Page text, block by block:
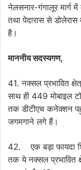
नेलसनार-गंगालूर मार्ग
तथा पेदारास से डोलेरास
है।
माननीय सदस्यगण,
41. नक्सल प्रभावित
साथ ही 449 मोबाइल
तक डीटीएच कनेक्शन
जगमगाने लगे हैं।
42. एक बड़ा फायदा
तक ये नक्सल प्रभावित